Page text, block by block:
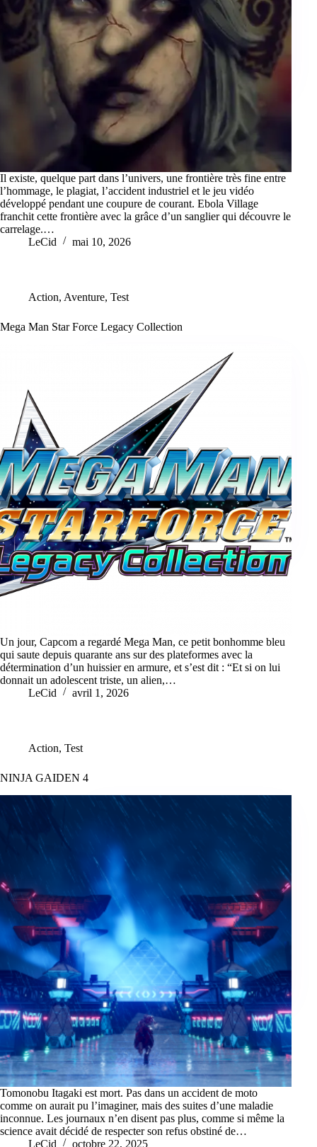
Il existe, quelque part dans l’univers, une frontière très fine entre
l’hommage, le plagiat, l’accident industriel et le jeu vidéo
développé pendant une coupure de courant. Ebola Village
franchit cette frontière avec la grâce d’un sanglier qui découvre le
carrelage.…
LeCid
mai 10, 2026
Action, Aventure, Test
Mega Man Star Force Legacy Collection
Un jour, Capcom a regardé Mega Man, ce petit bonhomme bleu
qui saute depuis quarante ans sur des plateformes avec la
détermination d’un huissier en armure, et s’est dit : “Et si on lui
donnait un adolescent triste, un alien,…
LeCid
avril 1, 2026
Action, Test
NINJA GAIDEN 4
Tomonobu Itagaki est mort. Pas dans un accident de moto
comme on aurait pu l’imaginer, mais des suites d’une maladie
inconnue. Les journaux n’en disent pas plus, comme si même la
science avait décidé de respecter son refus obstiné de…
LeCid
octobre 22, 2025